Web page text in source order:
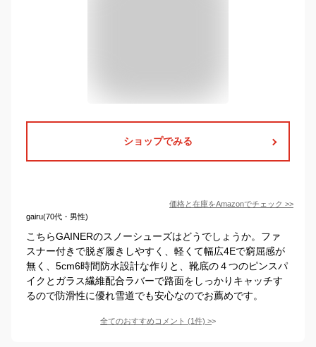
ショップでみる
価格と在庫をAmazonでチェック >>
gairu(70代・男性)
こちらGAINERのスノーシューズはどうでしょうか。ファ
スナー付きで脱ぎ履きしやすく、軽くて幅広4Eで窮屈感が
無く、5cm6時間防水設計な作りと、靴底の４つのピンスパ
イクとガラス繊維配合ラバーで路面をしっかりキャッチす
るので防滑性に優れ雪道でも安心なのでお薦めです。
全てのおすすめコメント (1件) >